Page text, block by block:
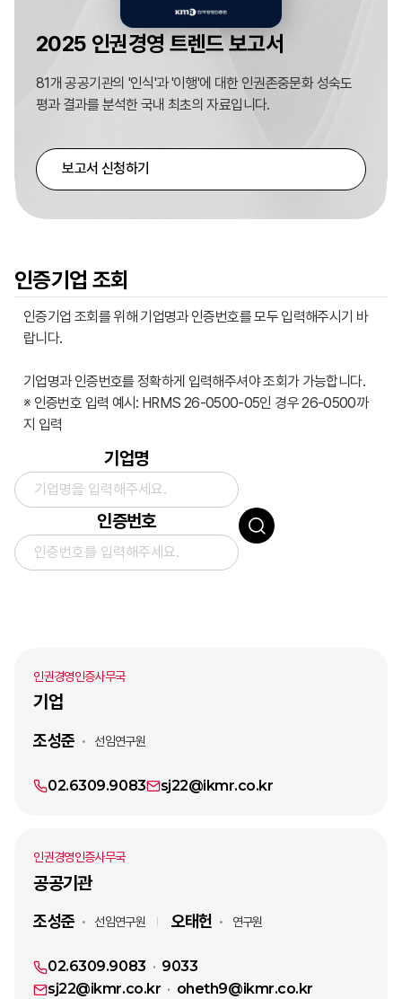
2025 인권경영 트렌드 보고서
81개 공공기관의 '인식'과 '이행'에 대한 인권존중문화 성숙도
평과 결과를 분석한 국내 최초의 자료입니다.
보고서 신청하기
인증기업 조회
인증기업 조회를 위해 기업명과 인증번호를 모두 입력해주시기 바
랍니다.
기업명과 인증번호를 정확하게 입력해주셔야 조회가 가능합니다.
※ 인증번호 입력 예시: HRMS 26-0500-05인 경우 26-0500까
지 입력
기업명
인증번호
인권경영인증사무국
기업
조성준 선임연구원
02.6309.9083 sj22@ikmr.co.kr
인권경영인증사무국
공공기관
조성준 선임연구원 오태헌 연구원
02.6309.9083
9033
sj22@ikmr.co.kr
oheth9@ikmr.co.kr